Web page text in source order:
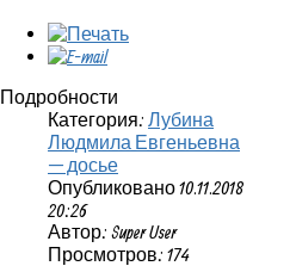
Подробности
Категория: Лубина
Людмила Евгеньевна
— досье
Опубликовано 10.11.2018
20:26
Автор: Super User
Просмотров: 174